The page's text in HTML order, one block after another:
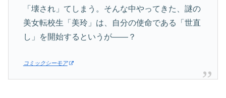
「壊され」てしまう。そんな中やってきた、謎の
美女転校生「美玲」は、自分の使命である「世直
し」を開始するというが――？
コミックシーモア